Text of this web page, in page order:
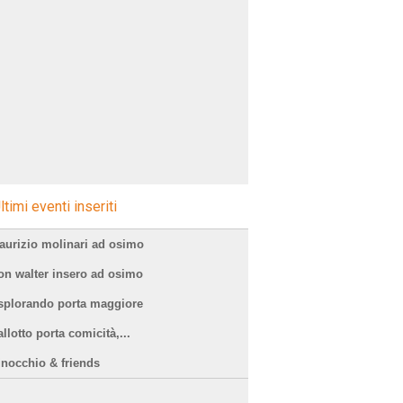
eventi inseriti
molinari ad osimo
walter insero ad osimo
porta maggiore
porta comicità,...
& friends